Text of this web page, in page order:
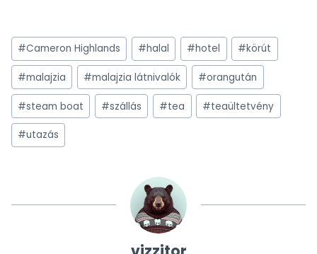
Post
Tags:
#Cameron Highlands #halal #hotel #körút
#malajzia #malajzia látnivalók #orangután
#steam boat #szállás #tea #teaültetvény
#utazás